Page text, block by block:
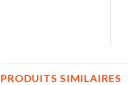
PRODUITS SIMILAIRES